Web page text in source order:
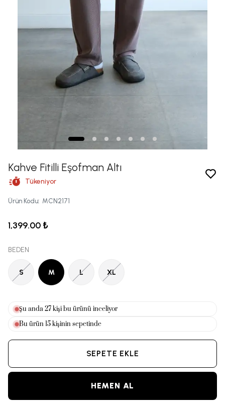
Kahve Fitilli Eşofman Altı
Tükeniyor
Ürün Kodu: MCN2171
1,399.00 ₺
BEDEN
S M L XL
Şu anda27kişi bu ürünü inceliyor
Bu ürün15kişinin sepetinde
SEPETE EKLE
HEMEN AL